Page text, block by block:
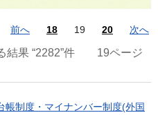
前へ 18 19 20 次へ
結果 “2282”件
19ページ
制度・マイナンバー制度(外国